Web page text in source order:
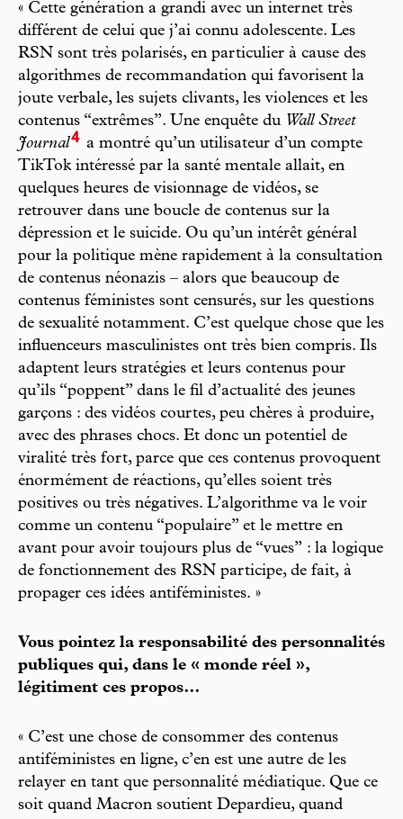
« Cette génération a grandi avec un internet très
différent de celui que j’ai connu adolescente. Les
RSN sont très polarisés, en particulier à cause des
algorithmes de recommandation qui favorisent la
joute verbale, les sujets clivants, les violences et les
contenus “extrêmes”. Une enquête du Wall Street
Journal4 a montré qu’un utilisateur d’un compte
TikTok intéressé par la santé mentale allait, en
quelques heures de visionnage de vidéos, se
retrouver dans une boucle de contenus sur la
dépression et le suicide. Ou qu’un intérêt général
pour la politique mène rapidement à la consultation
de contenus néonazis – alors que beaucoup de
contenus féministes sont censurés, sur les questions
de sexualité notamment. C’est quelque chose que les
influenceurs masculinistes ont très bien compris. Ils
adaptent leurs stratégies et leurs contenus pour
qu’ils “poppent” dans le fil d’actualité des jeunes
garçons : des vidéos courtes, peu chères à produire,
avec des phrases chocs. Et donc un potentiel de
viralité très fort, parce que ces contenus provoquent
énormément de réactions, qu’elles soient très
positives ou très négatives. L’algorithme va le voir
comme un contenu “populaire” et le mettre en
avant pour avoir toujours plus de “vues” : la logique
de fonctionnement des RSN participe, de fait, à
propager ces idées antiféministes. »
Vous pointez la responsabilité des personnalités
publiques qui, dans le « monde réel »,
légitiment ces propos…
« C’est une chose de consommer des contenus
antiféministes en ligne, c’en est une autre de les
relayer en tant que personnalité médiatique. Que ce
soit quand Macron soutient Depardieu, quand